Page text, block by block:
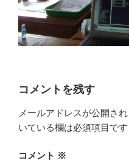
コメントを残す
メールアドレスが公開さ
いている欄は必須項目です
コメント ※